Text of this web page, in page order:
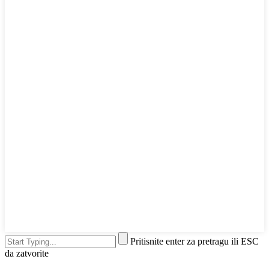
Pritisnite enter za pretragu ili ESC
da zatvorite